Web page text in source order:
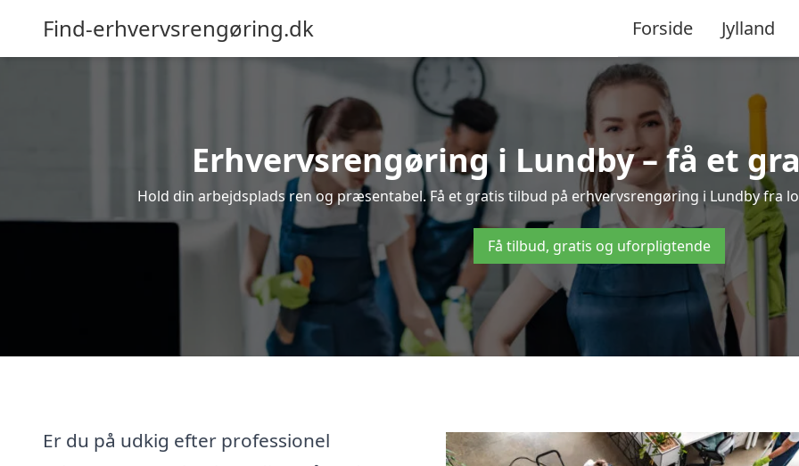
Find-erhvervsrengøring.dk Forside Jylland
Erhvervsrengøring i Lundby – få et
Hold din arbejdsplads ren og præsentabel. Få et gratis tilbud på erhvervsrengøring i Lundby fra
Få tilbud, gratis og uforpligtende
Er du på udkig efter professionel